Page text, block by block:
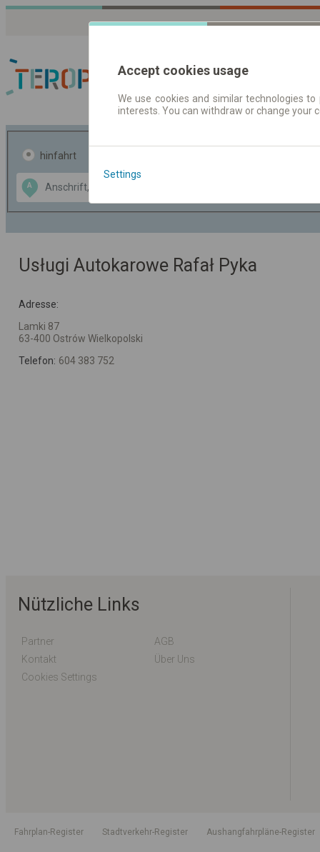
Fahrplandaten |
hinfahrt
A
Data CC-BY-SA
OpenStreetMap
GeoLite data by
Usługi Autokarowe Rafał Pyka
Adresse:
Lamki 87
63-400 Ostrów Wielkopolski
Telefon: 604 383 752
Nützliche Links
Partner
AGB
Kontakt
Über Uns
Cookies Settings
Fahrplan-Register Stadtverkehr-Register Aushangfahrpläne-Register
Accept cookies usage
We use cookies and similar technologies
interests. You can withdraw or change
Settings